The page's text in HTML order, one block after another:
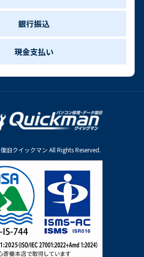
銀行振込
現金支払い
復旧クイックマン All Rights Reserved.